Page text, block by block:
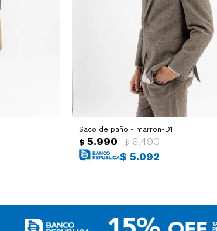
Saco de paño - marron-D1
$ 5.990 $ 6.490
$ 5.092